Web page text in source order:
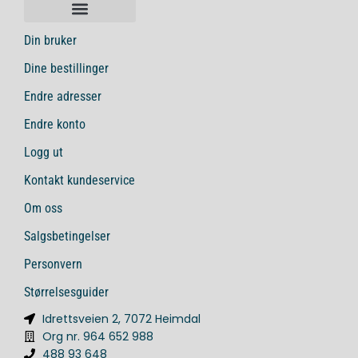
Din bruker
Dine bestillinger
Endre adresser
Endre konto
Logg ut
Kontakt kundeservice
Om oss
Salgsbetingelser
Personvern
Størrelsesguider
Idrettsveien 2, 7072 Heimdal
Org nr. 964 652 988
488 93 648